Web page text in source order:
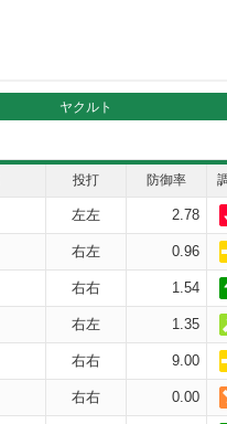
ヤクルト
投打 防御率
左左 2.78
右左 0.96
右右 1.54
右左 1.35
右右 9.00
右右 0.00